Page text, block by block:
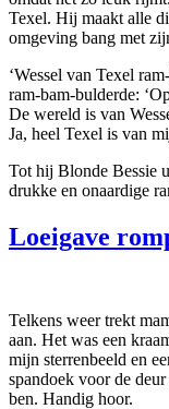
Texel. Hij maakt alle
omgeving bang met
‘Wessel van Texel
ram-bam-bulderde:
De wereld is van
Ja, heel Texel is van
Tot hij Blonde Bessie
drukke en onaardige
Loeigave
Telkens weer trekt
aan. Het was een
mijn sterrenbeeld en
spandoek voor de
ben. Handig hoor.